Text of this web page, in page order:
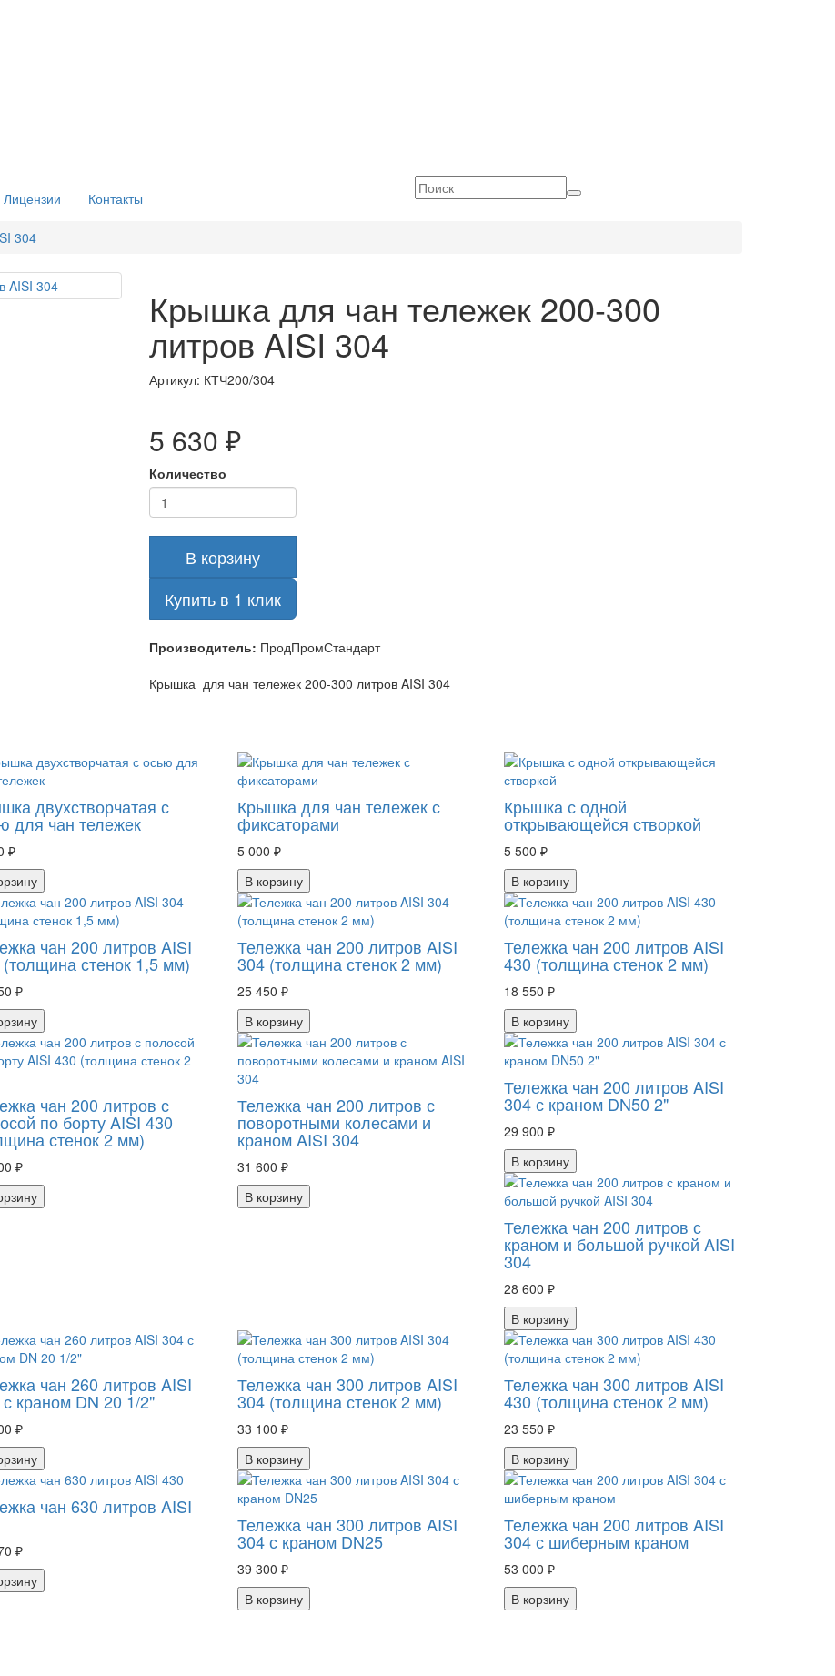
Лицензии Контакты
304
Крышка для чан тележек 200-300
литров AISI 304
Артикул: КТЧ200/304
5 630 ₽
Количество
В корзину
Купить в 1 клик
Производитель: ПродПромСтандарт
Крышка для чан тележек 200-300 литров AISI 304
двухстворчатая с
для чан тележек
₽
Крышка для чан тележек с
фиксаторами
5 000 ₽
В корзину
Крышка с одной
открывающейся створкой
5 500 ₽
В корзину
чан 200 литров AISI
стенок 1,5 мм)
₽
Тележка чан 200 литров AISI
304 (толщина стенок 2 мм)
25 450 ₽
В корзину
Тележка чан 200 литров AISI
430 (толщина стенок 2 мм)
18 550 ₽
В корзину
чан 200 литров с
по борту AISI 430
стенок 2 мм)
₽
Тележка чан 200 литров с
поворотными колесами и
краном AISI 304
31 600 ₽
В корзину
Тележка чан 200 литров AISI
304 с краном DN50 2"
29 900 ₽
В корзину
Тележка чан 200 литров с
краном и большой ручкой AISI
304
28 600 ₽
В корзину
чан 260 литров AISI
краном DN 20 1/2"
₽
Тележка чан 300 литров AISI
304 (толщина стенок 2 мм)
33 100 ₽
В корзину
Тележка чан 300 литров AISI
430 (толщина стенок 2 мм)
23 550 ₽
В корзину
чан 630 литров AISI
₽
Тележка чан 300 литров AISI
304 с краном DN25
39 300 ₽
В корзину
Тележка чан 200 литров AISI
304 с шиберным краном
53 000 ₽
В корзину